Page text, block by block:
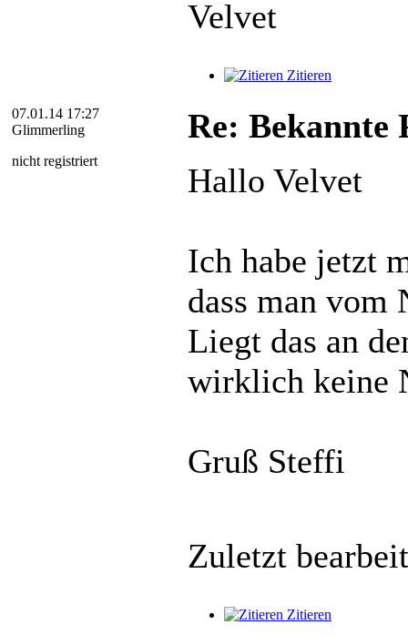
Velvet
Zitieren
07.01.14 17:27
Glimmerling
nicht registriert
Re: Bekannte
Hallo Velvet
Ich habe jetzt
dass man vom
Liegt das an
wirklich keine
Gruß Steffi
Zuletzt
Zitieren